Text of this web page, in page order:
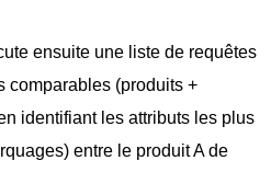
ensuite une liste de requêtes
comparables (produits +
identifiant les attributs les plus
entre le produit A de